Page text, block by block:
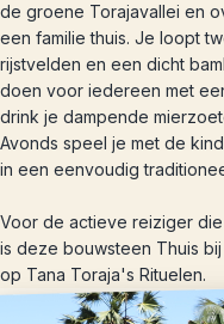
de groene Torajavallei en
een familie thuis. Je loopt
rijstvelden en een dicht
doen voor iedereen met
drink je dampende
Avonds speel je met de
in een eenvoudig
Voor de actieve reiziger
is deze bouwsteen Thuis
op Tana Toraja's Rituelen.